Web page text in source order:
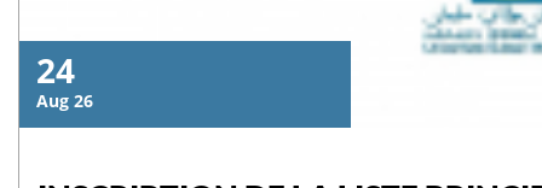
24
Aug 26